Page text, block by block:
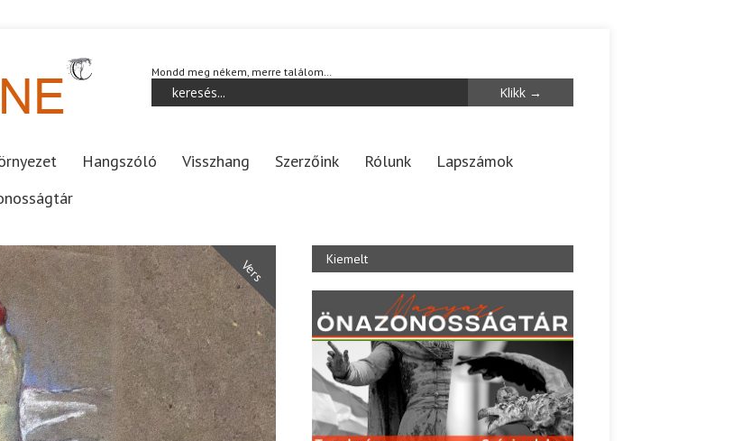
Mondd meg nékem, merre találom…
Hangszóló Visszhang Szerzőink Rólunk
Lapszámok
Vers Kiemelt